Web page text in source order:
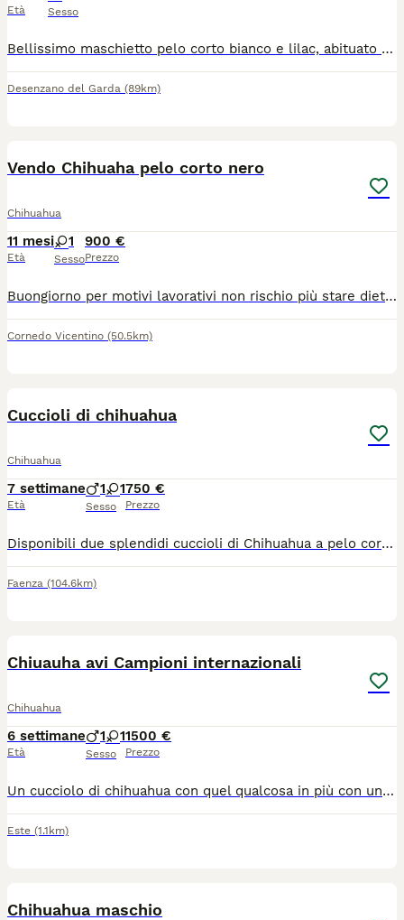
Età Sesso
Bellissimo maschietto pelo corto bianco e lilac, abituato a sporcare in giardino, dolcissimo, solo da compagnia, no altri maschi, per informazioni solo telefoniche, 3398754098. Non è in regalo
Desenzano del Garda (89km)
Vendo Chihuaha pelo corto nero
Chihuahua
11 mesi
Età
1
Sesso
900 €
Prezzo
Buongiorno per motivi lavorativi non rischio più stare dietro al mio Chihuaha. A malincuore scelgo di venderla. È una femmina di quasi un anno color nero a pelo corto.
Cornedo Vicentino (50.5km)
Cuccioli di chihuahua
Chihuahua
7 settimane
Età
1 1
Sesso
750 €
Prezzo
Disponibili due splendidi cuccioli di Chihuahua a pelo corto: un maschietto e una femminuccia. I cuccioli sono nati e cresciuti in ambiente familiare, circondati da amore, attenzioni e coccole ogni giorno. Sono ben socializzati, abituati al contatto umano e crescono con grande cura. Al momento della consegna saranno: • vaccinati • microchippati • sverminati • con libretto sanitario Mamma visibile: Chihuahua nera a pelo corto, 1 anno e mezzo, dolcissima e in ottima salute. Papà: Chihuahua color crema a pelo corto. Cerchiamo per loro famiglie serie e amorevoli, che possano offrire una casa piena di affetto. Prezzo: 750 € ciascuno. Per maggiori informazioni o foto, contattatemi in privato.
Faenza (104.6km)
Chiuauha avi Campioni internazionali
Chihuahua
6 settimane
Età
1 1
Sesso
1500 €
Prezzo
Un cucciolo di chihuahua con quel qualcosa in più con una genetica riconosciuta al 100% la sua discendenza diretta con molti campioni nazionali ed internazionali bellezza e riproduzione vediamo tutti i soggetti hanno il sangue depositato, se cerchi sicurezza bellezza salute tutto dichiarato iniziamo le prenotazioni i cuccioli verranno ceduti con pedigree microchip vaccini sverminazione, certificato buona salute per altre info contattatemi,obbligatorio acconto per prenotare il cucciolo,una volta nati
Este (1.1km)
Chihuahua maschio